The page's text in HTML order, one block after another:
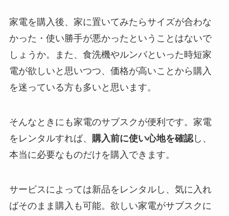
家電を購入後、家に置いてみたらサイズが合わな
かった・使い勝手が悪かったということはないで
しょうか。また、食洗機やルンバといった時短家
電が欲しいと思いつつ、価格が高いことから購入
を迷っている方も多いと思います。
そんなときにも家電のサブスクが便利です。家電
をレンタルすれば、 購入前に使い心地を確認し、
本当に必要なものだけを購入できます。
サービスによっては新品をレンタルし、気に入れ
ばそのまま購入も可能。欲しい家電がサブスクに